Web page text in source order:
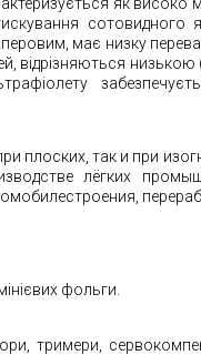
має низку
відрізняються
плоских, так и при
лёгких
фольги
тримери,